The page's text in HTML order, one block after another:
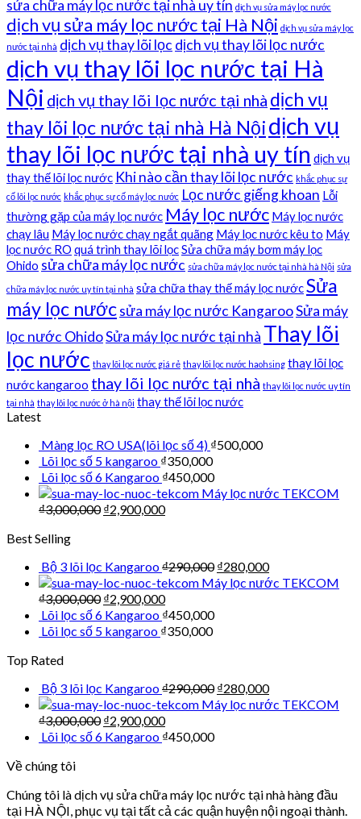
sửa chữa máy lọc nước tại nhà uy tín dịch vụ sửa máy lọc nước
dịch vụ sửa máy lọc nước tại Hà Nội dịch vụ sửa máy lọc
nước tại nhà dịch vụ thay lõi lọc dịch vụ thay lõi lọc nước
dịch vụ thay lõi lọc nước tại Hà
Nội dịch vụ thay lõi lọc nước tại nhà dịch vụ
thay lõi lọc nước tại nhà Hà Nộidịch vụ
thay lõi lọc nước tại nhà uy tín dịch vụ
thay thế lõi lọc nước Khi nào cần thay lõi lọc nước khắc phục sự
cố lõi lọc nước khắc phục sự cố máy lọc nước Lọc nước giếng khoan Lỗi
thường gặp của máy lọc nước Máy lọc nước Máy lọc nước
chạy lâu Máy lọc nước chạy ngắt quãng Máy lọc nước kêu to Máy
lọc nước RO quá trình thay lõi lọcSửa chữa máy bơm máy lọc
Ohido sửa chữa máy lọc nước sửa chữa máy lọc nước tại nhà hà Nội sửa
chữa máy lọc nước uy tín tại nhà sửa chữa thay thế máy lọc nướcSửa
máy lọc nướcsửa máy lọc nước KangarooSửa máy
lọc nước OhidoSửa máy lọc nước tại nhà Thay lõi
lọc nước thay lõi lọc nước giá rẻ thay lõi lọc nước haohsing thay lõi lọc
nước kangaroo thay lõi lọc nước tại nhà thay lõi lọc nước uy tín
tại nhà thay lõi lọc nước ở hà nội thay thế lõi lọc nước
Latest
Màng lọc RO USA(lõi lọc số 4) ₫500,000
Lõi lọc số 5 kangaroo ₫350,000
Lõi lọc số 6 Kangaroo ₫450,000
Máy lọc nước TEKCOM
₫3,000,000 ₫2,900,000
Best Selling
Bộ 3 lõi lọc Kangaroo₫290,000 ₫280,000
Máy lọc nước TEKCOM
₫3,000,000 ₫2,900,000
Lõi lọc số 6 Kangaroo ₫450,000
Lõi lọc số 5 kangaroo ₫350,000
Top Rated
Bộ 3 lõi lọc Kangaroo₫290,000 ₫280,000
Máy lọc nước TEKCOM
₫3,000,000 ₫2,900,000
Lõi lọc số 6 Kangaroo ₫450,000
Về chúng tôi
Chúng tôi là dịch vụ sửa chữa máy lọc nước tại nhà hàng đầu
tại HÀ NỘI, phục vụ tại tất cả các quận huyện nội ngoại thành.